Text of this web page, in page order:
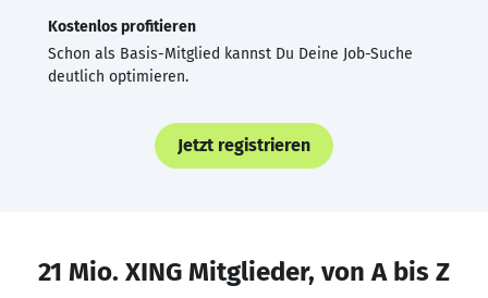
Kostenlos profitieren
Schon als Basis-Mitglied kannst Du Deine Job-Suche
deutlich optimieren.
Jetzt registrieren
21 Mio. XING Mitglieder, von A bis Z